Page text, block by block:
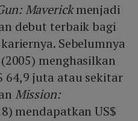
Maverickmenjadi
debut terbaik bagi
Sebelumnya
menghasilkan
64,9 juta atau sekitar
Mission:
mendapatkan US$